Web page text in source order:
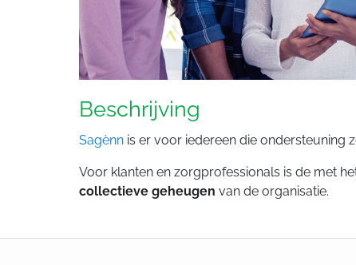
Beschrijving
Sagènn is er voor iedereen die ondersteuning
Voor klanten en zorgprofessionals is de met
collectieve geheugen van de organisatie.